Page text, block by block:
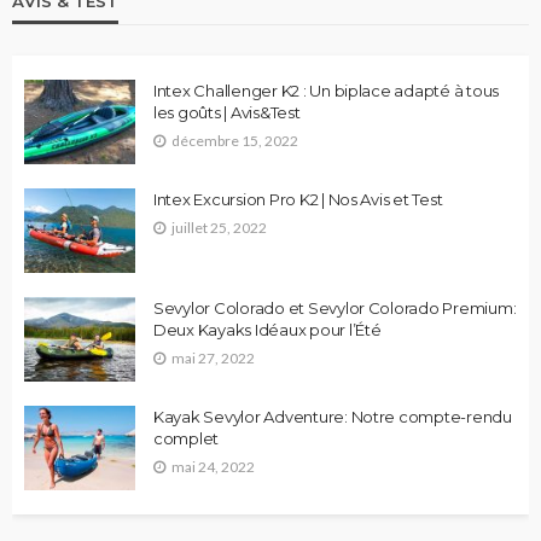
Intex Challenger K2 : Un biplace adapté à tous
les goûts | Avis&Test
décembre 15, 2022
Intex Excursion Pro K2 | Nos Avis et Test
juillet 25, 2022
Sevylor Colorado et Sevylor Colorado Premium:
Deux Kayaks Idéaux pour l’Été
mai 27, 2022
Kayak Sevylor Adventure: Notre compte-rendu
complet
mai 24, 2022